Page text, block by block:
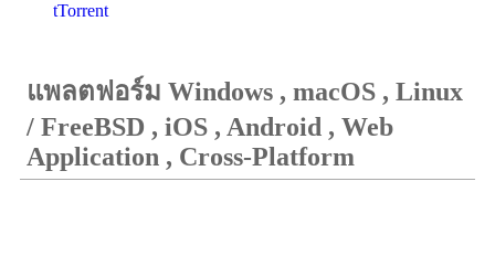
tTorrent
แพลตฟอร์ม Windows , macOS , Linux
/ FreeBSD , iOS , Android , Web
Application , Cross-Platform